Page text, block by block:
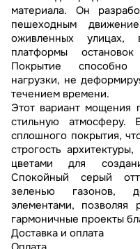
материала. Он
пешеходным
оживленных улицах,
платформы
Покрытие способно
нагрузки, не
течением времени.
Этот вариант мощения
стильную атмосферу.
сплошного покрытия,
строгость
цветами для
Спокойный серый
зеленью газонов,
элементами, позволяя
гармоничные проекты
Доставка и оплата